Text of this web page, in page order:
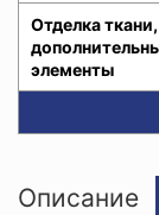
Отделка ткани,
элементы
Описание